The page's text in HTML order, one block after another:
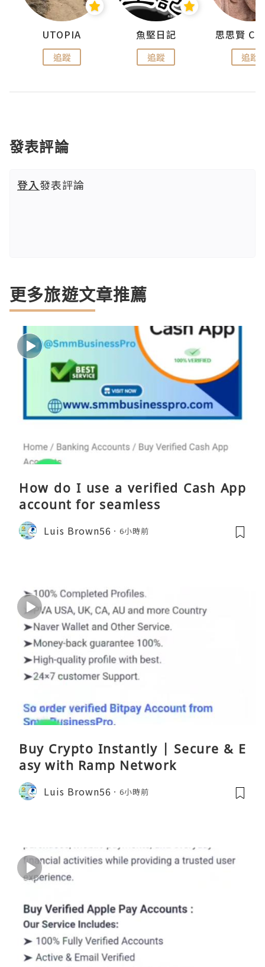
UTOPIA
追蹤
魚堅日記
追蹤 追蹤
發表評論
登入發表評論
更多旅遊文章推薦
How do I use a verified Cash App
account for seamless
Luis Brown56 6小時前
Buy Crypto Instantly | Secure & E
asy with Ramp Network
Luis Brown56 6小時前